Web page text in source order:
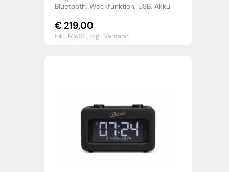
Bluetooth, Weckfunktion, USB, Akku
€219,00
inkl. MwSt.,zzgl. Versand